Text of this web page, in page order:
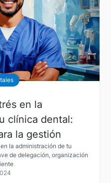
en la
clínica dental:
la gestión
la administración de tu
de delegación, organización